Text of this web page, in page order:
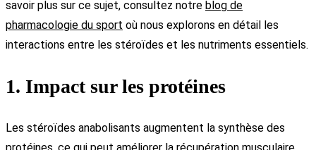
savoir plus sur ce sujet, consultez notre blog de
pharmacologie du sport où nous explorons en détail les
interactions entre les stéroïdes et les nutriments essentiels.
1. Impact sur les protéines
Les stéroïdes anabolisants augmentent la synthèse des